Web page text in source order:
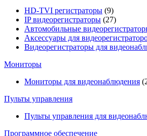
HD-TVI регистраторы (9)
IP видеорегистраторы (27)
Автомобильные
Аксессуары для
Видеорегистраторы для
Мониторы
Мониторы для видеонаблюдения
Пульты управления
Пульты управления для
Программное обеспечение